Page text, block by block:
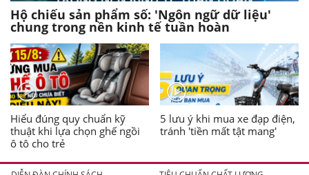
Hộ chiếu sản phẩm số: 'Ngôn ngữ dữ liệu'
chung trong nền kinh tế tuần hoàn
Hiểu đúng quy chuẩn kỹ
thuật khi lựa chọn ghế ngồi
ô tô cho trẻ
5 lưu ý khi mua xe đạp điện,
tránh 'tiền mất tật mang'